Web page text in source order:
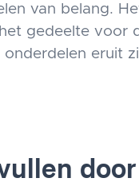
van belang.
gedeelte voor
eruit